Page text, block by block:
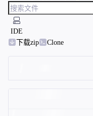
IDE
下载zip
Clone